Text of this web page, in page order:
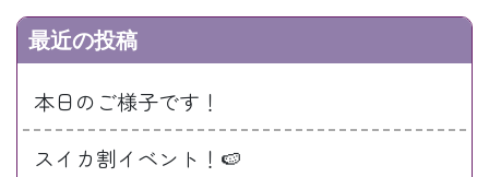
最近の投稿
本日のご様子です！
スイカ割イベント！🍉